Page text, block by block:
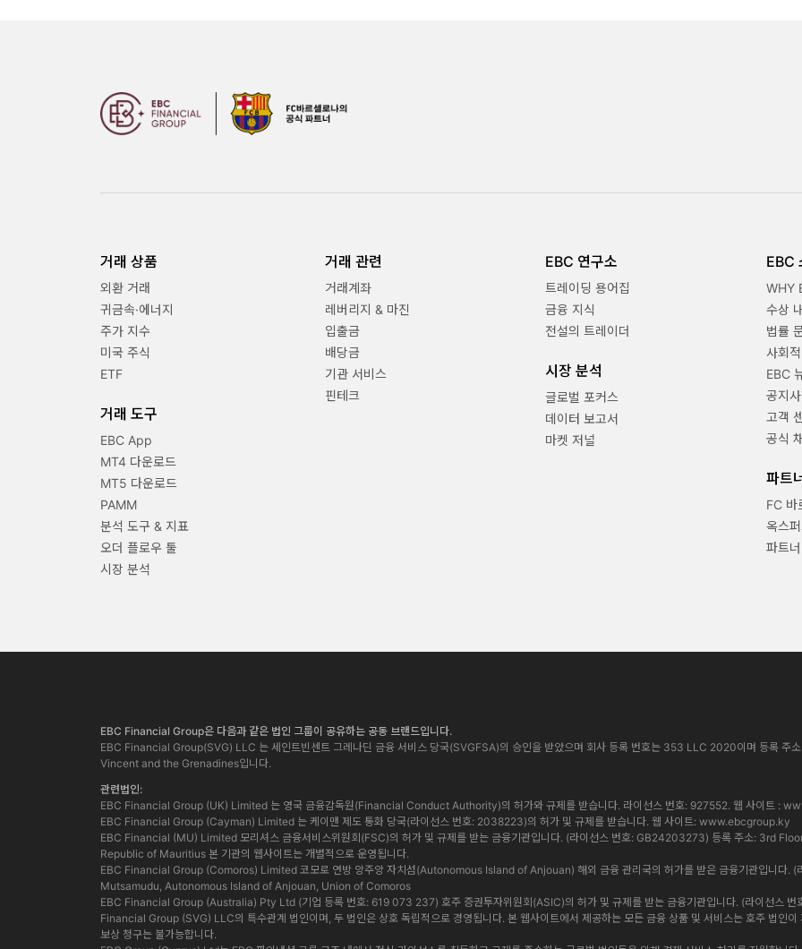
거래 상품
외환 거래
귀금속·에너지
주가 지수
미국 주식
ETF
거래 도구
EBC App
MT4 다운로드
MT5 다운로드
PAMM
분석 도구 & 지표
오더 플로우 툴
시장 분석
거래 관련
거래계좌
레버리지 & 마진
입출금
배당금
기관 서비스
핀테크
EBC 연구소
트레이딩 용어집
금융 지식
전설의 트레이더
시장 분석
글로벌 포커스
데이터 보고서
마켓 저널
EBC
WHY
수상
법률
사회
EBC
공지
고객
공식
파트
FC 바
옥스
파트
EBC Financial Group은 다음과 같은 법인 그룹이 공유하는 공동 브랜드입니다.
EBC Financial Group(SVG) LLC 는 세인트빈센트 그레나딘 금융 서비스 당국(SVGFSA)의 승인을 받았으며 회사 등록 번호는 353 LLC 2020이며 등록
Vincent and the Grenadines입니다.
관련법인:
EBC Financial Group (UK) Limited 는 영국 금융감독원(Financial Conduct Authority)의 허가와 규제를 받습니다. 라이선스 번호: 927552. 웹 사이트 :
EBC Financial Group (Cayman) Limited 는 케이맨 제도 통화 당국(라이선스 번호: 2038223)의 허가 및 규제를 받습니다. 웹 사이트: www.ebcgroup.ky
EBC Financial (MU) Limited 모리셔스 금융서비스위원회(FSC)의 허가 및 규제를 받는 금융기관입니다. (라이선스 번호: GB24203273) 등록 주소: 3rd
Republic of Mauritius 본 기관의 웹사이트는 개별적으로 운영됩니다.
EBC Financial Group (Comoros) Limited 코모로 연방 앙주앙 자치섬(Autonomous Island of Anjouan) 해외 금융 관리국의 허가를 받은 금융기관입니다.
Mutsamudu, Autonomous Island of Anjouan, Union of Comoros
EBC Financial Group (Australia) Pty Ltd (기업 등록 번호: 619 073 237) 호주 증권투자위원회(ASIC)의 허가 및 규제를 받는 금융기관입니다. (라이선
Financial Group (SVG) LLC의 특수관계 법인이며, 두 법인은 상호 독립적으로 경영됩니다. 본 웹사이트에서 제공하는 모든 금융 상품 및 서비스는 호주 법인
보상 청구는 불가능합니다.